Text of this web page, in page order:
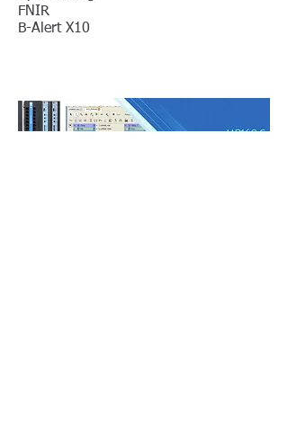
FNIR
B-Alert X10